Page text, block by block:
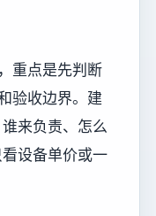
重点是先判断
验收边界。建
来负责、怎么
设备单价或一